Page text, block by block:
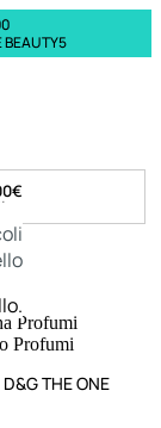
BEAUTY5
Profumi
Profumi
€
D&G THE ONE